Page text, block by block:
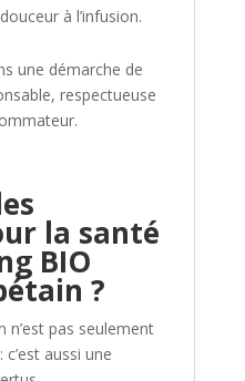
à l’infusion.
une démarche de
respectueuse
la santé
BIO
?
n’est pas seulement
aussi une